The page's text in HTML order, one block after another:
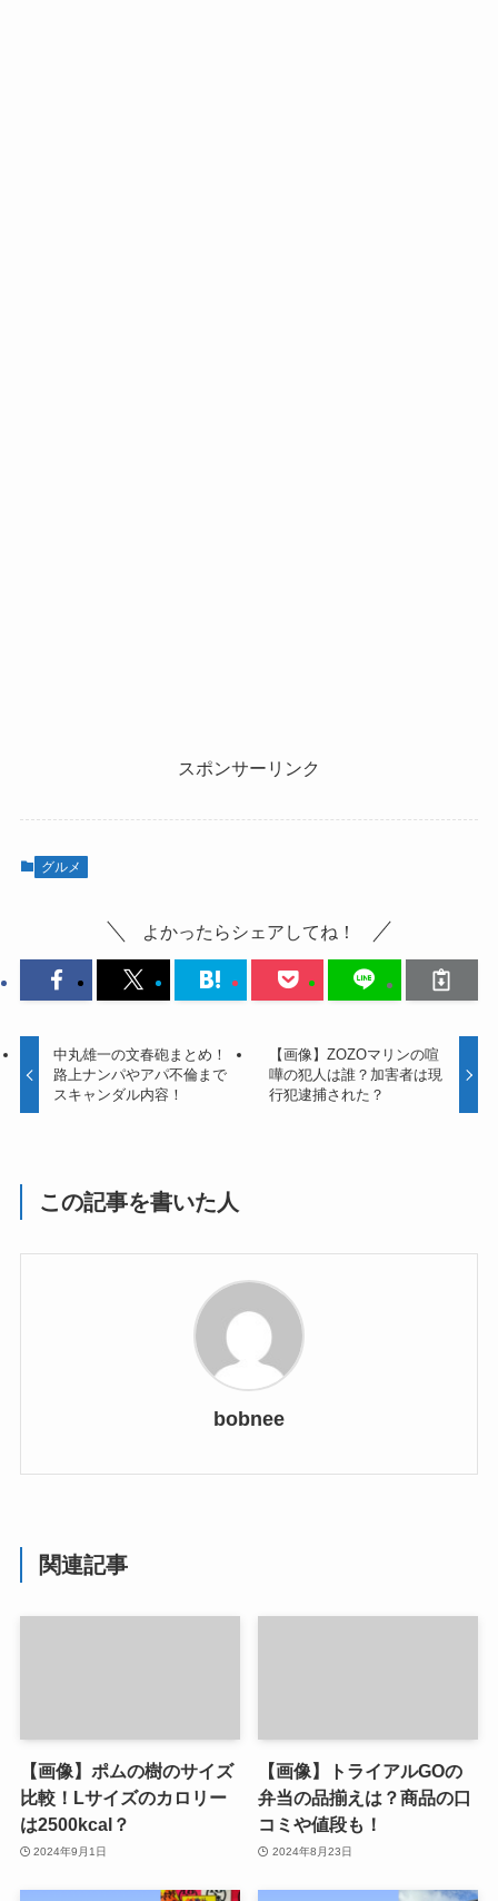
スポンサーリンク
グルメ
よかったらシェアしてね！
中丸雄一の文春砲まとめ！
路上ナンパやアパ不倫まで
スキャンダル内容！
【画像】ZOZOマリンの喧
嘩の犯人は誰？加害者は現
行犯逮捕された？
この記事を書いた人
bobnee
関連記事
【画像】ポムの樹のサイズ
比較！Lサイズのカロリー
は2500kcal？
2024年9月1日
【画像】トライアルGOの
弁当の品揃えは？商品の口
コミや値段も！
2024年8月23日